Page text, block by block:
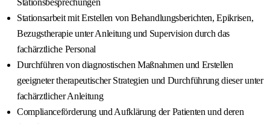
Stationsbesprechungen
Stationsarbeit mit Erstellen von Behandlungsberichten, Epikrisen,
Bezugstherapie unter Anleitung und Supervision durch das
fachärztliche Personal
Durchführen von diagnostischen Maßnahmen und Erstellen
geeigneter therapeutischer Strategien und Durchführung dieser unter
fachärztlicher Anleitung
Complianceförderung und Aufklärung der Patienten und deren